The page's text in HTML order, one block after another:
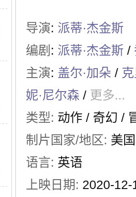
导演: 派蒂·杰金斯
编剧 : 派蒂·杰金斯 /
主演: 盖尔·加朵 /
妮·尼尔森 / 更多...
类型: 动作 / 奇幻 /
制片国家/地区: 美
语言: 英语
上映日期: 2020-12-